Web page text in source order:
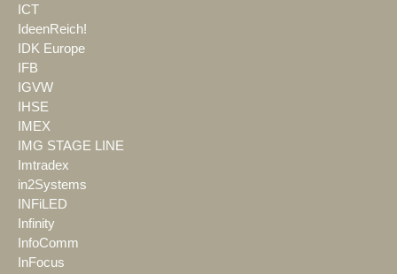
ICT
IdeenReich!
IDK Europe
IFB
IGVW
IHSE
IMEX
IMG STAGE LINE
Imtradex
in2Systems
INFiLED
Infinity
InfoComm
InFocus